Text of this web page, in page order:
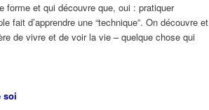
forme et qui découvre que, oui : pratiquer
fait d’apprendre une “technique”. On découvre et
de vivre et de voir la vie – quelque chose qui
soi